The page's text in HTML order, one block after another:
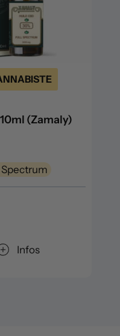
(Zamaly)
Spectrum
Infos